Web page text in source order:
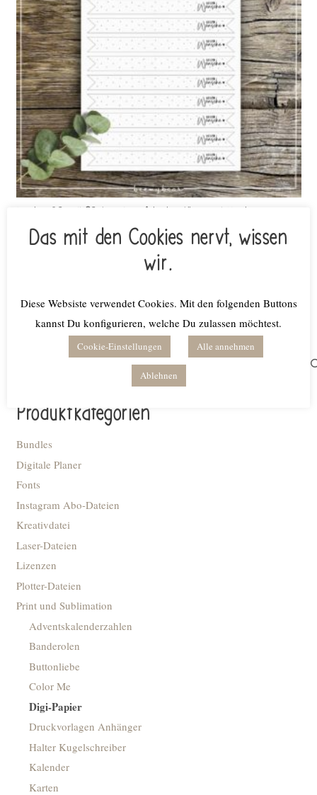
3,50
Lieferzeit: keine Lieferzeit (z.B. Download)
Produktkategorien
Bundles
Digitale Planer
Fonts
Instagram Abo-Dateien
Kreativdatei
Laser-Dateien
Lizenzen
Plotter-Dateien
Print und Sublimation
Adventskalenderzahlen
Banderolen
Buttonliebe
Color Me
Digi-Papier
Druckvorlagen Anhänger
Halter Kugelschreiber
Kalender
Karten
Das mit den Cookies nervt, wissen
wir.
Diese Websiste verwendet Cookies. Mit den folgenden Buttons
kannst Du konfigurieren, welche Du zulassen möchtest.
Cookie-Einstellungen Alle annehmen
Ablehnen